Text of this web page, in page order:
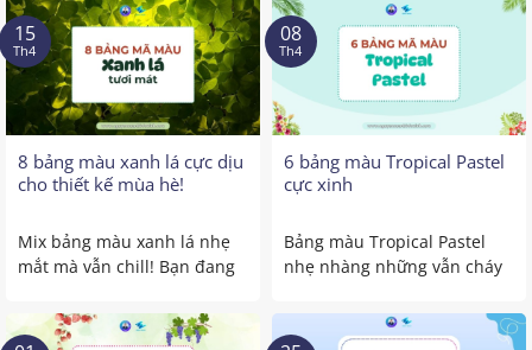
8 bảng màu xanh lá cực dịu
cho thiết kế mùa hè!
Mix bảng màu xanh lá nhẹ
mắt mà vẫn chill! Bạn đang
15
Th4
6 bảng màu Tropical Pastel
cực xinh
Bảng màu Tropical Pastel
nhẹ nhàng những vẫn cháy
bảng ...
08
Th4